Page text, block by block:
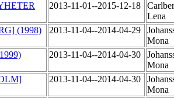
2013-11-01--2015-12-18
Lena
(1998)
2013-11-04--2014-04-29
Mona
2013-11-04--2014-04-30
Mona
2013-11-04--2014-04-30
Mona